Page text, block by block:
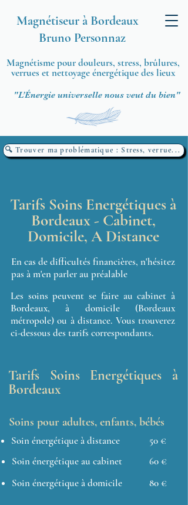
Magnétiseur à Bordeaux
Bruno Personnaz
Magnétisme pour douleurs, stress, brûlures,
verrues et nettoyage énergétique des lieux
"L’Énergie universelle nous veut du bien"
🔍 Trouver ma problématique : Stress, verrue...
Tarifs Soins Energétiques à
Bordeaux - Cabinet,
Domicile, A Distance
En cas de difficultés financières, n'hésitez
pas à m'en parler au préalable
Les soins peuvent se faire au cabinet à
Bordeaux, à domicile (Bordeaux
métropole) ou à distance. Vous trouverez
ci-dessous des tarifs correspondants.
Tarifs Soins Energétiques à
Bordeaux
Soins pour adultes, enfants, bébés
Soin énergétique à distance
50 €
Soin énergétique au cabinet
60 €
Soin énergétique à domicile
80 €